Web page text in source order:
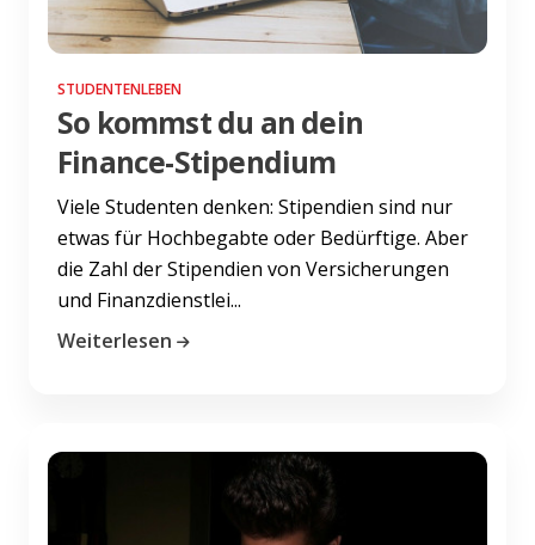
STUDENTENLEBEN
So kommst du an dein
Finance-Stipendium
Viele Studenten denken: Stipendien sind nur
etwas für Hochbegabte oder Bedürftige. Aber
die Zahl der Stipendien von Versicherungen
und Finanzdienstlei...
Weiterlesen